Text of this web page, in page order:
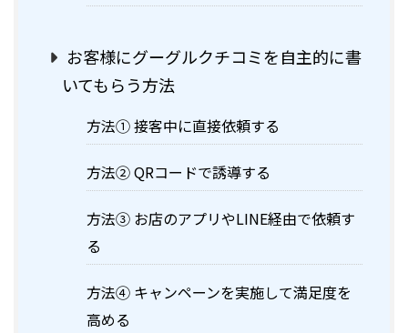
お客様にグーグルクチコミを自主的に書
いてもらう方法
方法① 接客中に直接依頼する
方法② QRコードで誘導する
方法③ お店のアプリやLINE経由で依頼す
る
方法④ キャンペーンを実施して満足度を
高める